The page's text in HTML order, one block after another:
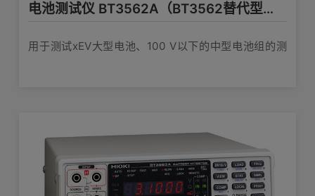
电池测试仪 BT3562A（BT3562替代型号）
用于测试xEV大型电池、100 V以下的中型电池组的测